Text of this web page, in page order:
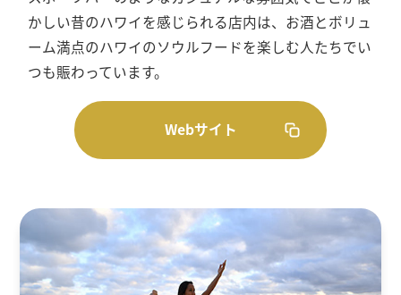
かしい昔のハワイを感じられる店内は、お酒とボリュ
ーム満点のハワイのソウルフードを楽しむ人たちでい
つも賑わっています。
Webサイト